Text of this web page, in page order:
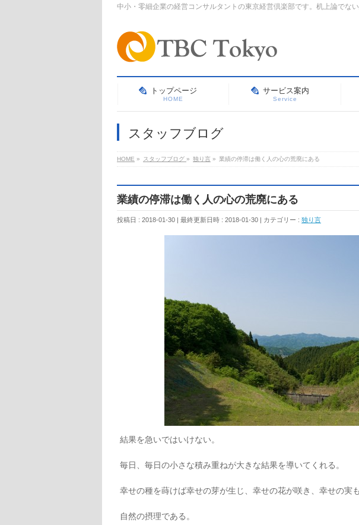
中小・零細企業の経営コンサルタントの東京経営倶楽部です。机上論でな
トップページ
HOME
サービス案内
Service
スタッフブログ
HOME » スタッフブログ » 独り言 » 業績の停滞は働く人の心の荒廃にある
業績の停滞は働く人の心の荒廃にある
投稿日 : 2018-01-30 最終更新日時 : 2018-01-30 カテゴリー : 独り言
結果を急いではいけない。
毎日、毎日の小さな積み重ねが大きな結果を導いてくれる。
幸せの種を蒔けば幸せの芽が生じ、幸せの花が咲き、幸せの実
自然の摂理である。